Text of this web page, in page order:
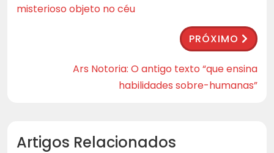
misterioso objeto no céu
PRÓXIMO
Ars Notoria: O antigo texto “que ensina
habilidades sobre-humanas”
Artigos Relacionados